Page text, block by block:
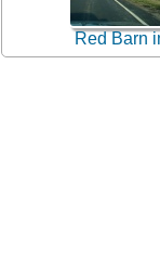
Red Barn